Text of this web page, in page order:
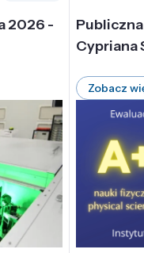
2026 -
Cypriana
Zobacz